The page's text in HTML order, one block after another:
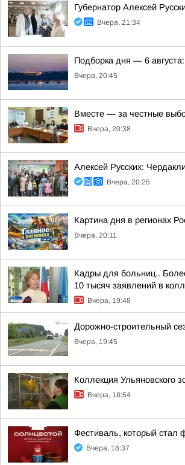
Губернатор Алексей
Вчера, 21:34
Подборка дня — 6
Вчера, 20:45
Вместе — за честные
Вчера, 20:38
Алексей Русских:
Вчера, 20:25
Картина дня в регионах
Вчера, 20:11
Кадры для больниц..
10 тысяч заявлений в
Вчера, 19:48
Дорожно-строительный
Вчера, 19:45
Коллекция Ульяновского
Вчера, 18:54
Фестиваль, который стал
Вчера, 18:37